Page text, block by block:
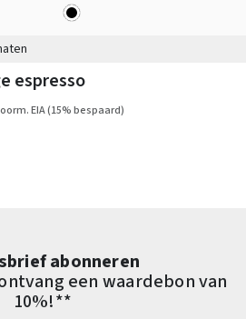
zwart
espresso
EIA(15% bespaard)
abonneren
een waardebon van
10%!**